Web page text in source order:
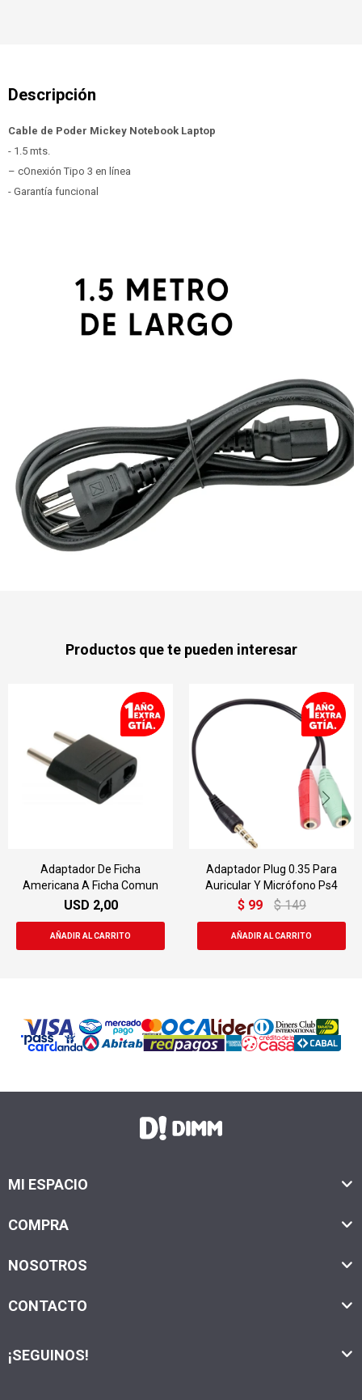
Cable de Poder Mickey Notebook Laptop
- 1.5 mts.
– cOnexión Tipo 3 en línea
- Garantía funcional
Productos que te pueden interesar
Adaptador De Ficha
Americana A Ficha Comun
USD 2,00
Adaptador Plug 0.35 Para
Auricular Y Micrófono Ps4
$ 99 $ 149
MI ESPACIO
COMPRA
NOSOTROS
CONTACTO
¡SEGUINOS!